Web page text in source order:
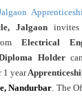
Jalgaoninvites
Electrical
Holder
1 year
Nandurbar. The